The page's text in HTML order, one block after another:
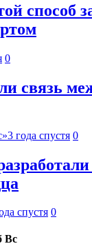
способ
0
связь
3 года спустя 0
спустя 0
Вс